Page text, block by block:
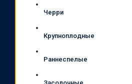
Черри
Крупноплодные
Раннеспелые